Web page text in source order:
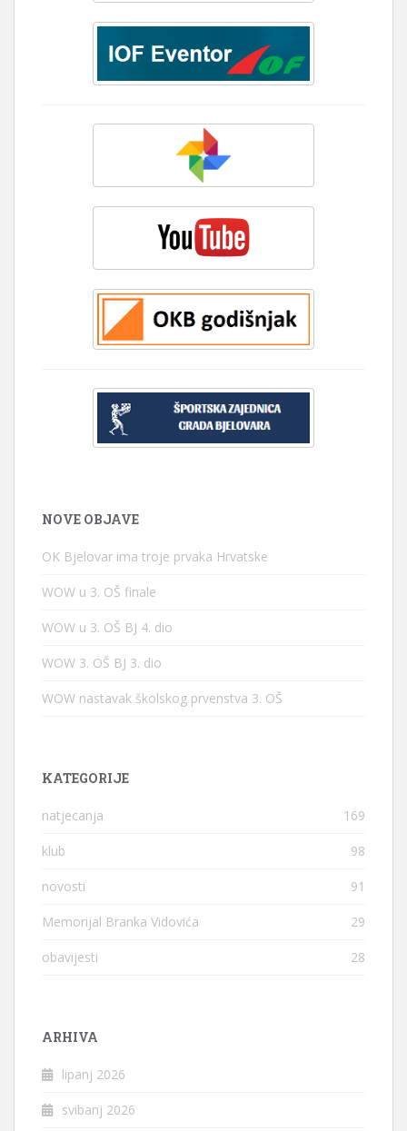
NOVE OBJAVE
OK Bjelovar ima troje prvaka Hrvatske
WOW u 3. OŠ finale
WOW u 3. OŠ BJ 4. dio
WOW 3. OŠ BJ 3. dio
WOW nastavak školskog prvenstva 3. OŠ
KATEGORIJE
natjecanja 169
klub 98
novosti 91
Memorijal Branka Vidovića 29
obavijesti 28
ARHIVA
lipanj 2026
svibanj 2026